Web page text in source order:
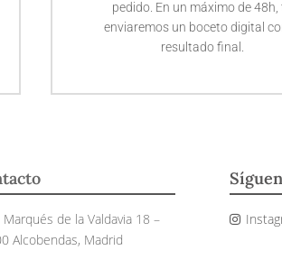
pedido. En un máximo de 48h,
enviaremos un boceto digital
resultado final.
Marqués de la Valdavia 18 –
Alcobendas, Madrid